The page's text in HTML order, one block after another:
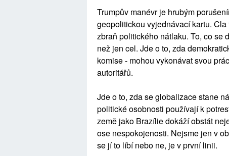
Trumpův manévr je hrubým
geopolitickou vyjednávací kartu.
zbraň politického nátlaku. To, co se
než jen cel. Jde o to, zda
komise - mohou vykonávat svou
autoritářů.
Jde o to, zda se globalizace stane
politické osobnosti používají k
země jako Brazílie dokáží obstát
ose nespokojenosti. Nejsme jen v
se jí to líbí nebo ne, je v první linii.